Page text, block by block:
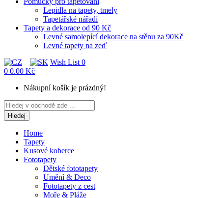
Lepidla na tapety, tmely
Tapetářské nářadí
Tapety a dekorace od 90 Kč
Levné samolepící dekorace na stěnu za 90Kč
Levné tapety na zeď
Wish List 0
0 0.00 Kč
Nákupní košík je prázdný!
Hledej
Home
Tapety
Kusové koberce
Fototapety
Dětské fototapety
Umění & Deco
Fototapety z cest
Moře & Pláže